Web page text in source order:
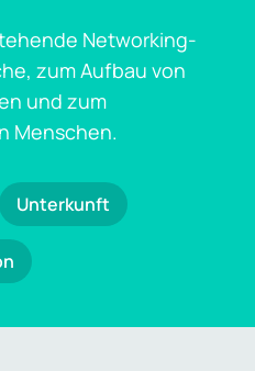
Networking-
zum Aufbau von
und zum
Menschen.
Unterkunft